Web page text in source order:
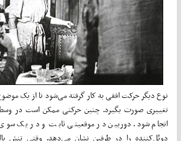
نوع دیگر حرکت افقی به کار گرفته می‌شود تا از یک
تغییری صورت بگیرد. چنین حرکتی ممکن است در وسط
انجام شود. دوربین در موقعیتی ثابت و در یک سوی
دوئل‌کننده را در طرفین نشان می‌دهد. وقتی تنش